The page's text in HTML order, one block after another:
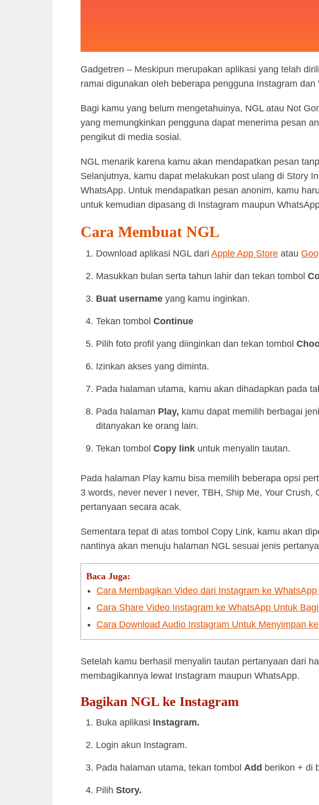
Gadgetren – Meskipun merupakan aplikasi yang telah
ramai digunakan oleh beberapa pengguna Instagram dan
Bagi kamu yang belum mengetahuinya, NGL atau Not
yang memungkinkan pengguna dapat menerima pesan
pengikut di media sosial.
NGL menarik karena kamu akan mendapatkan pesan
Selanjutnya, kamu dapat melakukan post ulang di Story
WhatsApp. Untuk mendapatkan pesan anonim, kamu
untuk kemudian dipasang di Instagram maupun
Cara Membuat NGL
Download aplikasi NGL dari Apple App Store atau
Masukkan bulan serta tahun lahir dan tekan tombol
Buat username yang kamu inginkan.
Tekan tombol Continue
Pilih foto profil yang diinginkan dan tekan tombol
Izinkan akses yang diminta.
Pada halaman utama, kamu akan dihadapkan pada
Pada halaman Play, kamu dapat memilih berbagai
ditanyakan ke orang lain.
Tekan tombol Copy link untuk menyalin tautan.
Pada halaman Play kamu bisa memilih beberapa opsi
3 words, never never I never, TBH, Ship Me, Your Crush,
pertanyaan secara acak.
Sementara tepat di atas tombol Copy Link, kamu akan
nantinya akan menuju halaman NGL sesuai jenis
Baca Juga:
Cara Membagikan Video dari Instagram ke
Cara Share Video Instagram ke WhatsApp Untuk
Cara Download Audio Instagram Untuk Menyimpan
Setelah kamu berhasil menyalin tautan pertanyaan dari
membagikannya lewat Instagram maupun WhatsApp.
Bagikan NGL ke Instagram
Buka aplikasi Instagram.
Login akun Instagram.
Pada halaman utama, tekan tombol Add berikon + di
Pilih Story.